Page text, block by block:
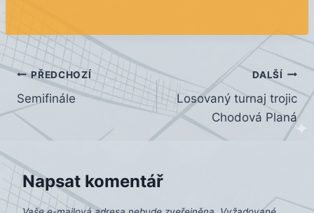
Navigace
pro
příspěvek
PŘEDCHOZÍ
Semifinále
DALŠÍ
Losovaný turnaj trojic
Chodová Planá
Napsat komentář